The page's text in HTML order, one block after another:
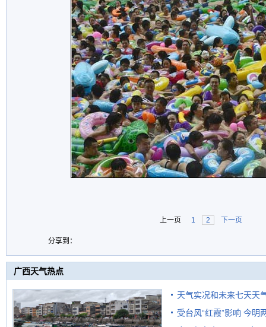
上一页 1 2 下一页
分享到：
广西天气热点
天气实况和未来七天天
受台风“红霞”影响 今明